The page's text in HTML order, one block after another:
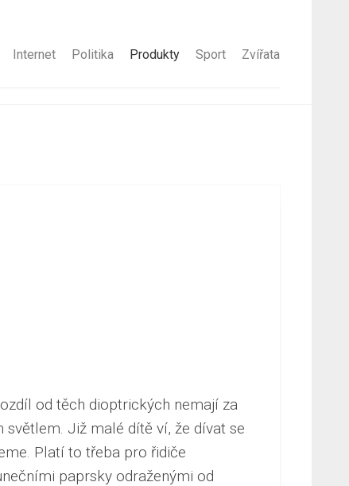
Internet Politika Produkty Sport Zvířata
od těch dioptrických nemají za
světlem. Již malé dítě ví, že dívat se
Platí to třeba pro řidiče
paprsky odraženými od